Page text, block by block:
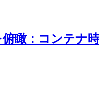
瞰：コンテナ